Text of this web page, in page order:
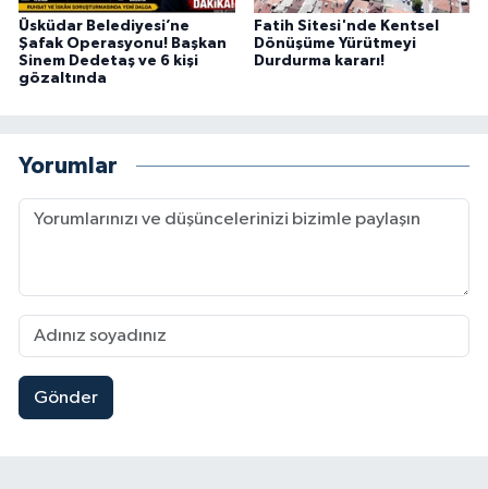
Üsküdar Belediyesi’ne
Şafak Operasyonu! Başkan
Sinem Dedetaş ve 6 kişi
gözaltında
Fatih Sitesi'nde Kentsel
Dönüşüme Yürütmeyi
Durdurma kararı!
Yorumlar
Gönder